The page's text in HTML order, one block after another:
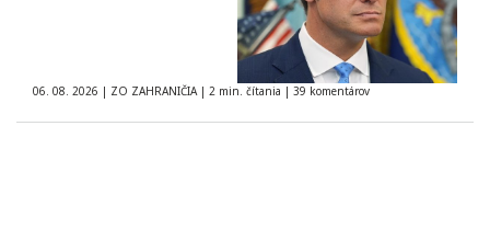
06. 08. 2026 | ZO ZAHRANIČIA | 2 min. čítania | 39 komentárov